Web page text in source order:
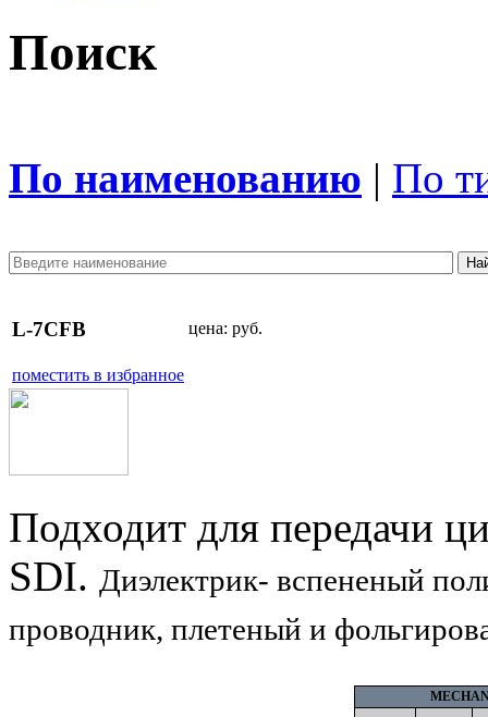
Поиск
По наименованию | По
L-7CFB цена: руб.
поместить в избранное
Подходит для передачи
SDI. Диэлектрик- вспененый
проводник, плетеный и